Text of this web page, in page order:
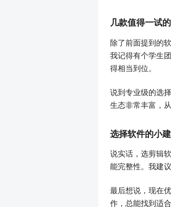
几款值得一试
除了前面提到的
我记得有个学生
得相当到位。
说到专业级的选
生态非常丰富，
选择软件的小
说实话，选剪辑
能完整性。我建
最后想说，现在
作，总能找到适